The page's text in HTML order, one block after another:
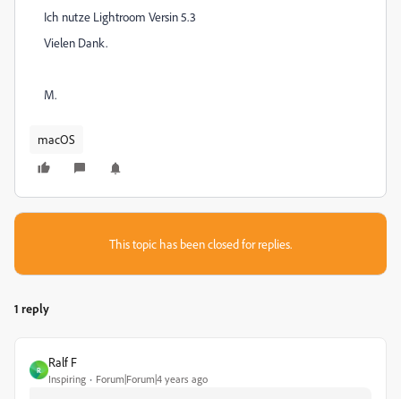
Ich nutze Lightroom Versin 5.3
Vielen Dank.
M.
macOS
This topic has been closed for replies.
1 reply
R
Ralf F
Inspiring Forum|Forum|4 years ago